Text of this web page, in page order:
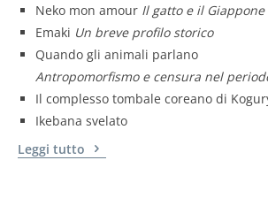
Neko mon amour Il gatto e il Giappone
Emaki Un breve profilo storico
Quando gli animali parlano
Antropomorfismo e censura nel
Il complesso tombale coreano di
Ikebana svelato
Leggi tutto